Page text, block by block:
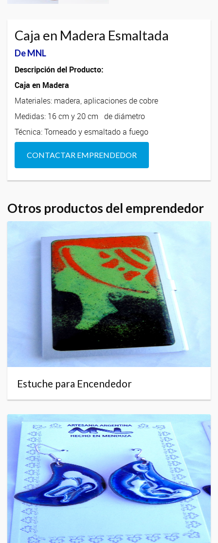
Caja en Madera Esmaltada
De MNL
Descripción del Producto:
Caja en Madera
Materiales: madera, aplicaciones de cobre
Medidas: 16 cm y 20 cm de diámetro
Técnica: Torneado y esmaltado a fuego
CONTACTAR EMPRENDEDOR
Otros productos del emprendedor
Estuche para Encendedor